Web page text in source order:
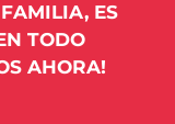
ES
TODO
AHORA!